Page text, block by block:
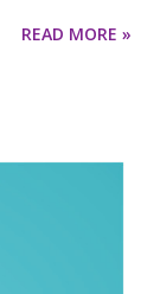
READ MORE »